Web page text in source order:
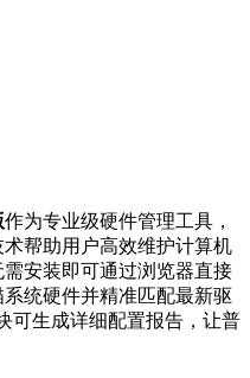
作为专业级硬件管理工具，
帮助用户高效维护计算机
安装即可通过浏览器直接
统硬件并精准匹配最新驱
可生成详细配置报告，让普